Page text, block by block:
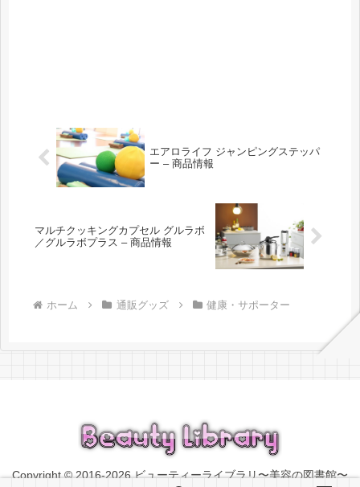
エアロライフ ジャンピングステッパ
ー – 商品情報
マルチクッキングカプセル グルラボ
／グルラボプラス – 商品情報
ホーム 通販グッズ 健康・サポーター
Copyright © 2016-2026 ビューティーライブラリ〜美容の図書館〜